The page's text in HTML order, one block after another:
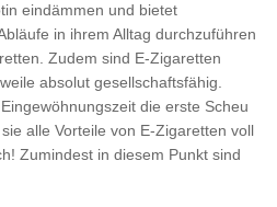
eindämmen und bietet
in ihrem Alltag durchzuführen
Zudem sind E-Zigaretten
absolut gesellschaftsfähig.
die erste Scheu
alle Vorteile von E-Zigaretten voll
Zumindest in diesem Punkt sind